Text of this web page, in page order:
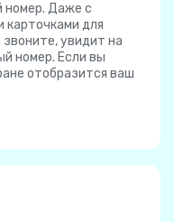
номер. Даже с
для
увидит на
номер. Если вы
отобразится ваш